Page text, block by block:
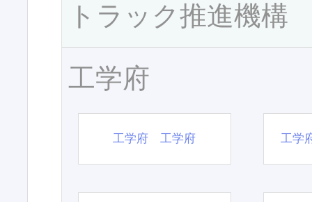
トラック推進機構
工学府
工学府 工学府 工学